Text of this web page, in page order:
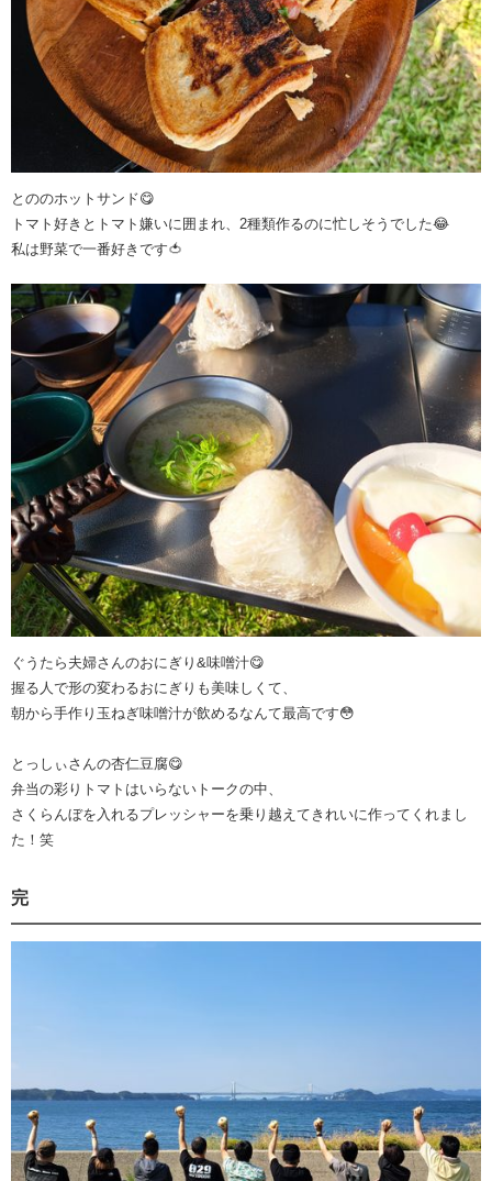
とののホットサンド😋
トマト好きとトマト嫌いに囲まれ、2種類作るのに忙しそうでした😂
私は野菜で一番好きです🍅
ぐうたら夫婦さんのおにぎり&味噌汁😋
握る人で形の変わるおにぎりも美味しくて、
朝から手作り玉ねぎ味噌汁が飲めるなんて最高です😳
とっしぃさんの杏仁豆腐😋
弁当の彩りトマトはいらないトークの中、
さくらんぼを入れるプレッシャーを乗り越えてきれいに作ってくれまし
た！笑
完